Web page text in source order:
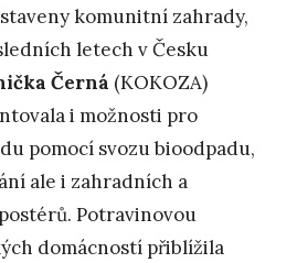
komunitní zahrady,
letech v Česku
Černá (KOKOZA)
i možnosti pro
pomocí svozu bioodpadu,
ale i zahradních a
Potravinovou
domácností přiblížila